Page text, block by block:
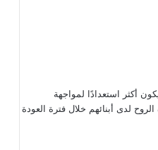
أكثر استعدادًا لمواجهة
لدى أبنائهم خلال فترة العودة